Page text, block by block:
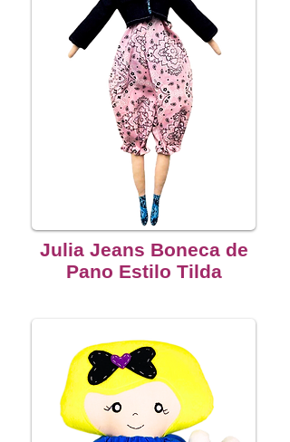
Julia Jeans Boneca de
Pano Estilo Tilda